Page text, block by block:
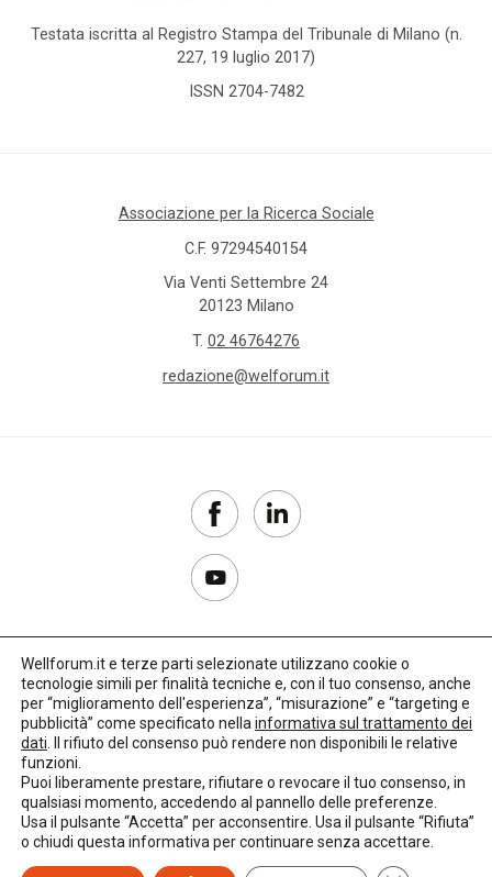
Testata iscritta al Registro Stampa del Tribunale di Milano (n.
227, 19 luglio 2017)
ISSN 2704-7482
Associazione per la Ricerca Sociale
C.F. 97294540154
Via Venti Settembre 24
20123 Milano
T. 02 46764276
redazione@welforum.it
Copyright 2017–2026
Privacy Policy
Credits: LO Studio
Wellforum.it e terze parti selezionate utilizzano cookie o
tecnologie simili per finalità tecniche e, con il tuo consenso, anche
per “miglioramento dell'esperienza”, “misurazione” e “targeting e
pubblicità” come specificato nella informativa sul trattamento dei
dati . Il rifiuto del consenso può rendere non disponibili le relative
funzioni.
Puoi liberamente prestare, rifiutare o revocare il tuo consenso, in
qualsiasi momento, accedendo al pannello delle preferenze.
Usa il pulsante “Accetta” per acconsentire. Usa il pulsante “Rifiuta”
o chiudi questa informativa per continuare senza accettare.